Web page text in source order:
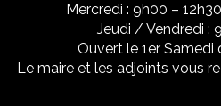
Mercredi : 9h00 –
Jeudi / Vendredi :
Ouvert le 1er Samedi
Le maire et les adjoints vous